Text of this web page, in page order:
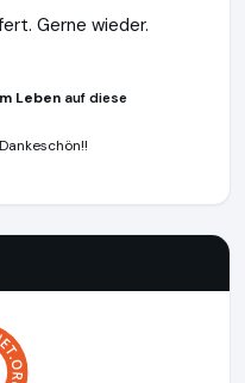
Gerne wieder.
Leben auf diese